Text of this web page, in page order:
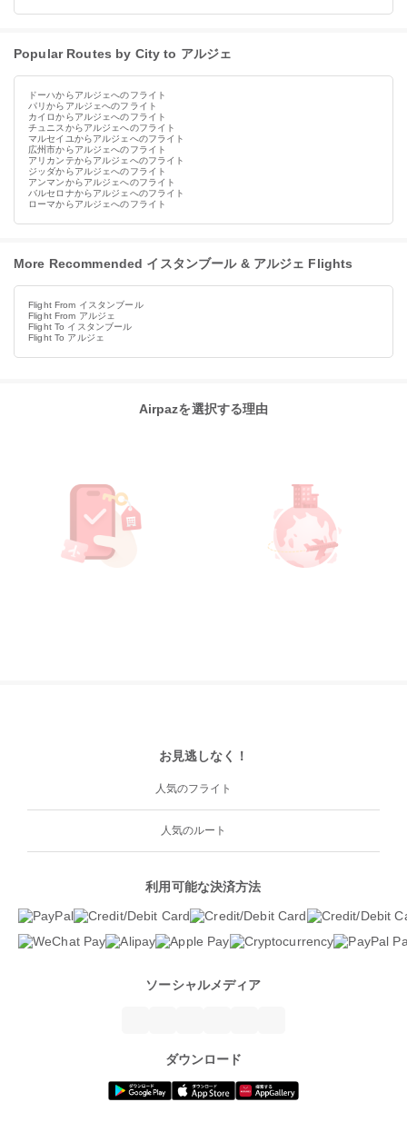
Popular Routes by City to アルジェ
ドーハからアルジェへのフライト
パリからアルジェへのフライト
カイロからアルジェへのフライト
チュニスからアルジェへのフライト
マルセイユからアルジェへのフライト
広州市からアルジェへのフライト
アリカンテからアルジェへのフライト
ジッダからアルジェへのフライト
アンマンからアルジェへのフライト
バルセロナからアルジェへのフライト
ローマからアルジェへのフライト
More Recommended イスタンブール & アルジェ Flights
Flight From イスタンブール
Flight From アルジェ
Flight To イスタンブール
Flight To アルジェ
Airpazを選択する理由
お見逃しなく！
人気のフライト
人気のルート
利用可能な決済方法
ソーシャルメディア
ダウンロード